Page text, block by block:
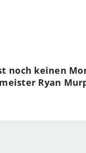
noch keinen
Ryan